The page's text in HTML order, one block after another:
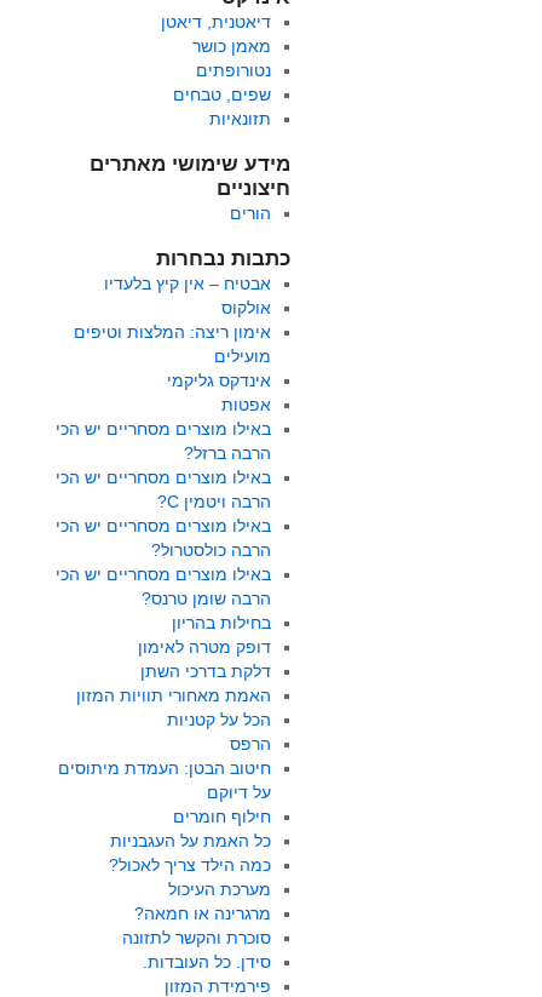
דיאטנית, דיאטן
מאמן כושר
נטורופתים
שפים, טבחים
תזונאיות
מידע שימושי מאתרים
חיצוניים
הורים
כתבות נבחרות
אבטיח – אין קיץ בלעדיו
אולקוס
אימון ריצה: המלצות וטיפים
מועילים
אינדקס גליקמי
אפטות
באילו מוצרים מסחריים יש הכי
הרבה ברזל?
באילו מוצרים מסחריים יש הכי
הרבה ויטמין C?
באילו מוצרים מסחריים יש הכי
הרבה כולסטרול?
באילו מוצרים מסחריים יש הכי
הרבה שומן טרנס?
בחילות בהריון
דופק מטרה לאימון
דלקת בדרכי השתן
האמת מאחורי תוויות המזון
הכל על קטניות
הרפס
חיטוב הבטן: העמדת מיתוסים
על דיוקם
חילוף חומרים
כל האמת על העגבניות
כמה הילד צריך לאכול?
מערכת העיכול
מרגרינה או חמאה?
סוכרת והקשר לתזונה
סידן. כל העובדות.
פירמידת המזון